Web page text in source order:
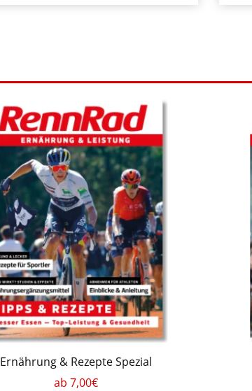
Ernährung & Rezepte Spezial
ab 7,00€